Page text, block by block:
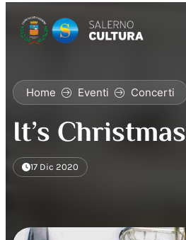
Home Eventi Concerti
It’s Christmas
17 Dic 2020